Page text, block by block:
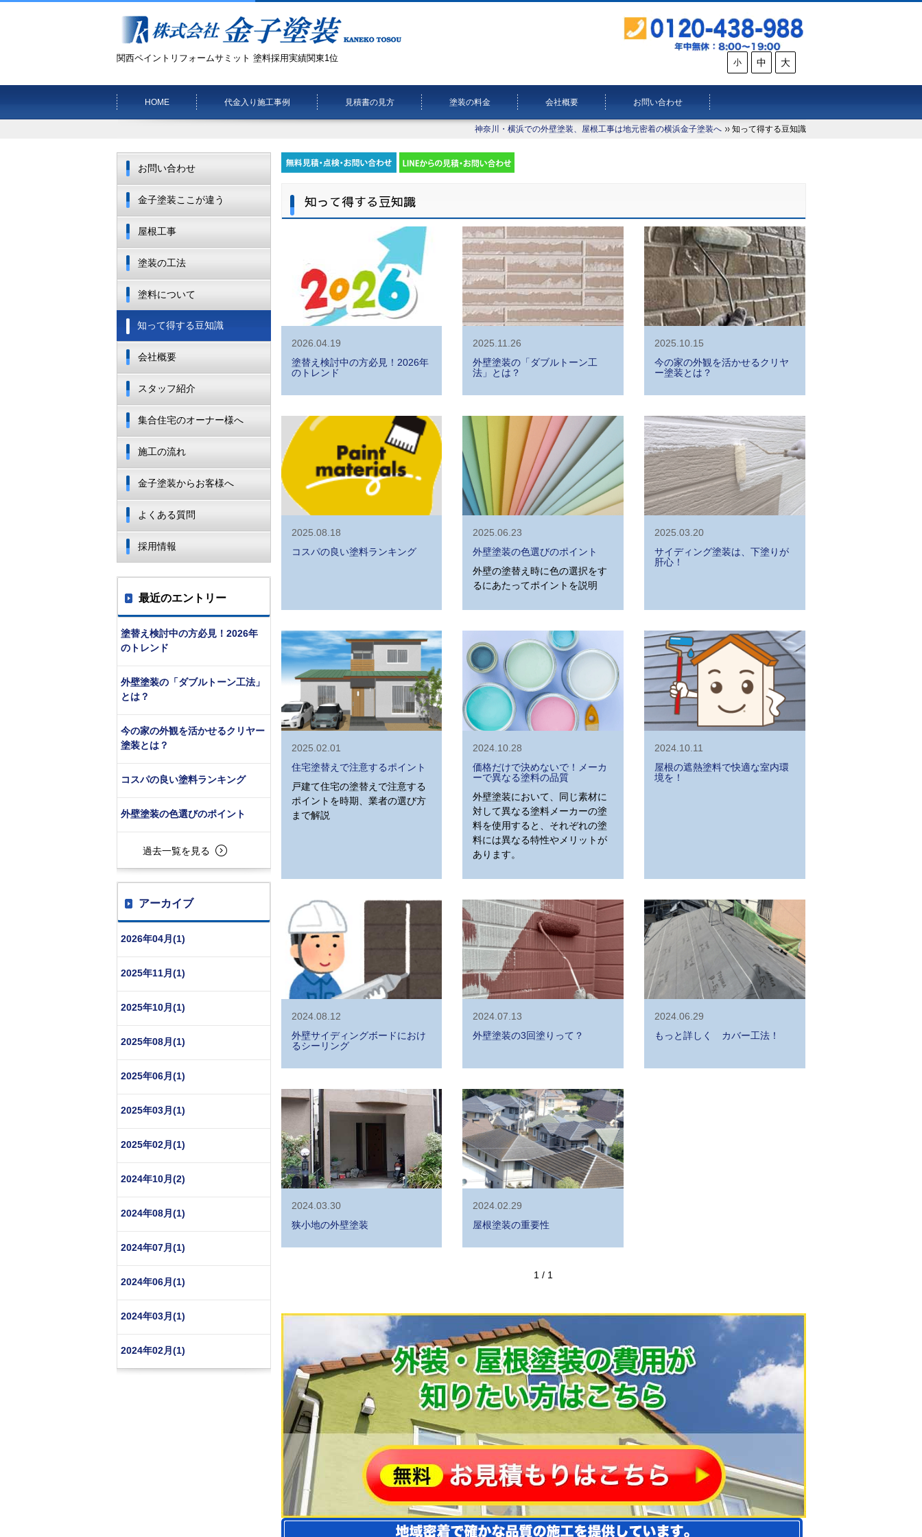
関西ペイントリフォームサミット 塗料採用実績関東1位 小 中 大
HOME 代金入り施工事例 見積書の見方 塗装の料金 会社概要 お問い合わせ
神奈川・横浜での外壁塗装、屋根工事は地元密着の横浜金子塗装へ 知って得する豆知識
知って得する豆知識
塗替え検討中の方必見！2026年
のトレンド
2026.04.19
外壁塗装の「ダブルトーン工
法」とは？
2025.11.26
今の家の外観を活かせるクリヤ
ー塗装とは？
2025.10.15
コスパの良い塗料ランキング
2025.08.18
外壁塗装の色選びのポイント
2025.06.23
外壁の塗替え時に色の選択をす
るにあたってポイントを説明
サイディング塗装は、下塗りが
肝心！
2025.03.20
住宅塗替えで注意するポイント
2025.02.01
戸建て住宅の塗替えで注意する
ポイントを時期、業者の選び方
まで解説
価格だけで決めないで！メーカ
ーで異なる塗料の品質
2024.10.28
外壁塗装において、同じ素材に
対して異なる塗料メーカーの塗
料を使用すると、それぞれの塗
料には異なる特性やメリットが
あります。
屋根の遮熱塗料で快適な室内環
境を！
2024.10.11
外壁サイディングボードにおけ
るシーリング
2024.08.12
外壁塗装の3回塗りって？
2024.07.13
もっと詳しく カバー工法！
2024.06.29
狭小地の外壁塗装
2024.03.30
屋根塗装の重要性
2024.02.29
1 / 1
お問い合わせ
金子塗装ここが違う
屋根工事
塗装の工法
塗料について
知って得する豆知識
会社概要
スタッフ紹介
集合住宅のオーナー様へ
施工の流れ
金子塗装からお客様へ
よくある質問
採用情報
最近のエントリー
塗替え検討中の方必見！2026年
のトレンド
外壁塗装の「ダブルトーン工法」
とは？
今の家の外観を活かせるクリヤー
塗装とは？
コスパの良い塗料ランキング
外壁塗装の色選びのポイント
過去一覧を見る
アーカイブ
2026年04月(1)
2025年11月(1)
2025年10月(1)
2025年08月(1)
2025年06月(1)
2025年03月(1)
2025年02月(1)
2024年10月(2)
2024年08月(1)
2024年07月(1)
2024年06月(1)
2024年03月(1)
2024年02月(1)